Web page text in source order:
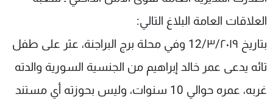
العلاقات العامة البلاغ التالي:
بتاريخ 12/٣/٢٠١٩ وفي محلة برج البراجنة، عثر على طفل
تائه يدعى عمر خالد إبراهيم من الجنسية السورية والدته
غربه، عمره حوالي 10 سنوات، وليس بحوزته أي مستند
شاهد البرامج
عن MTV
لاعلاناتكم
وظائف
شروط الإسـتخدام